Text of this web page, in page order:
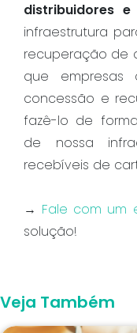
distribuidores
infraestrutura
recuperação de
que empresas
concessão e
fazê-lo de
de nossa
recebíveis de
→ Fale com um
solução!
Veja Também